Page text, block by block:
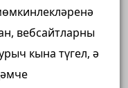
вебсайтларны
кына түгел, ә